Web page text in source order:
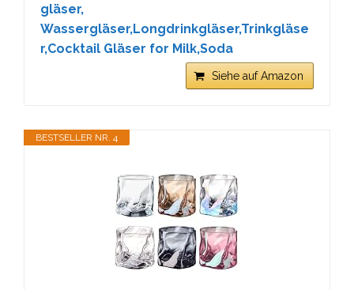
gläser,
Wassergläser,Longdrinkgläser,Trinkgläse
r,Cocktail Gläser for Milk,Soda
Siehe auf Amazon
BESTSELLER NR. 4